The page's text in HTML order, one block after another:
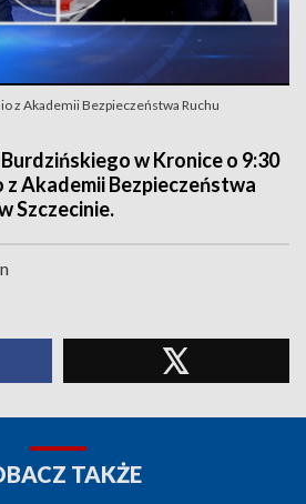
z Akademii Bezpieczeństwa Ruchu
w Kronice o 9:30
z Akademii Bezpieczeństwa
Szczecinie.
TAKŻE